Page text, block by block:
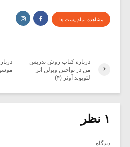
مشاهده تمام پست ها
درباره کتاب روش تدریس
من در نواختن ویولن اثر
لئوپولد آوئر (۴)
۱ نظر
دیدگاه